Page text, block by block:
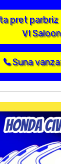
pret parbriz
VI Saloon
Suna